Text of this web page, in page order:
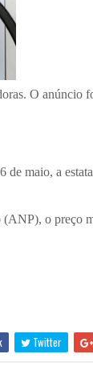
O anúncio
de maio, a
(ANP), o preço
Twitter